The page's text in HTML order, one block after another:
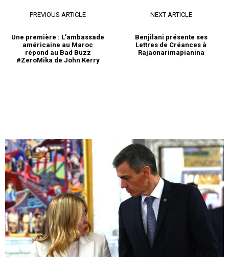
PREVIOUS ARTICLE
Une première : L’ambassade
américaine au Maroc
répond au Bad Buzz
#ZeroMika de John Kerry
NEXT ARTICLE
Benjilani présente ses
Lettres de Créances à
Rajaonarimapianina